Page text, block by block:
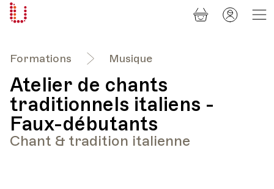
Formations Musique
Atelier de chants
traditionnels italiens -
Faux-débutants
Chant & tradition italienne
Panier
Mon